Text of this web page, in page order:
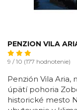
PENZION VILA
9 / 10 (177 hodnotenie)
Penzión Vila Aria,
úpätí pohoria
historické mesto